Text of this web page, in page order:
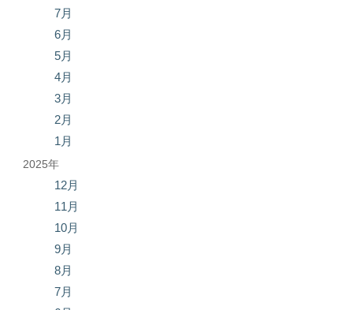
7月
6月
5月
4月
3月
2月
1月
2025年
12月
11月
10月
9月
8月
7月